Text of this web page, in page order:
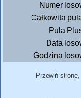
Numer
Całkowita
Pula
Data
Godzina
Przewiń